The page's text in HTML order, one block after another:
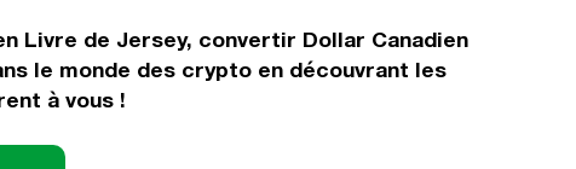
Livre de Jersey, convertir Dollar Canadien
le monde des crypto en découvrant les
à vous !